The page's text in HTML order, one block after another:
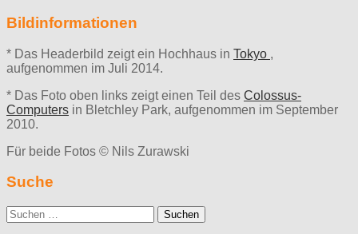
Bildinformationen
* Das Headerbild zeigt ein Hochhaus in Tokyo ,
aufgenommen im Juli 2014.
* Das Foto oben links zeigt einen Teil des Colossus-
Computers in Bletchley Park, aufgenommen im September
2010.
Für beide Fotos © Nils Zurawski
Suche
Suche
nach: